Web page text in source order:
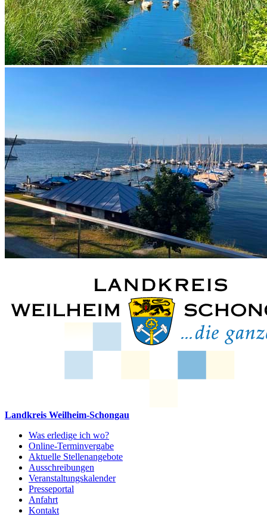
Landkreis Weilheim-Schongau
Was erledige ich wo?
Online-Terminvergabe
Aktuelle Stellenangebote
Ausschreibungen
Veranstaltungskalender
Presseportal
Anfahrt
Kontakt